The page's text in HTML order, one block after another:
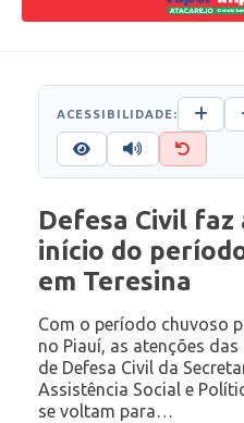
ACESSIBILIDADE:
Defesa Civil
início do
em Teresina
Com o período chuvoso
no Piauí, as atenções
de Defesa Civil da
Assistência Social e
se voltam para…